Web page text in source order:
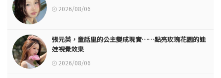
2026/08/06
張元英，童話里的公主變成現實……點亮玫瑰花園的娃
娃視覺效果
2026/08/06